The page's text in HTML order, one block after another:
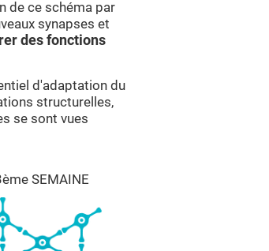
de ce schéma par
synapses et
des fonctions
d'adaptation du
structurelles,
se sont vues
SEMAINE